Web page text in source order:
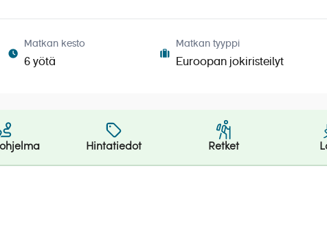
Matkan kesto
6 yötä
Matkan tyyppi
Euroopan jokiristeilyt
Hintatiedot Retket